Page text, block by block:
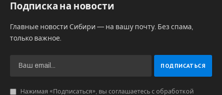
Подписка на новости
Главные новости Сибири — на вашу почту. Без спама,
только важное.
Нажимая «Подписаться», вы соглашаетесь с обработкой